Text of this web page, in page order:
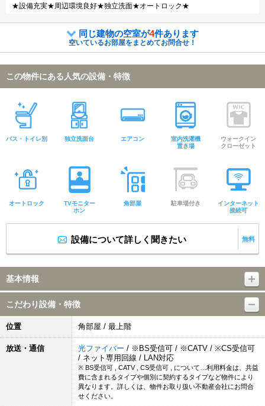
★設備充実★周辺環境良好★独立洗面★オートロック★
同じ建物の空室が4件あります
空いているお部屋をまとめてお問合せ！
この物件にある人気の設備・特徴
バス・トイレ別 独立洗面台 エアコン
室内洗濯機
置き場
ウォークイン
クローゼット
オートロック
TVモニター
ホン
角部屋 駐車場付き
インターネット
接続可
設備について詳しく聞きたい 無料
基本情報
こだわり設備・特徴
位置 角部屋 / 最上階
放送・通信 光ファイバー / ※BS受信可 / ※CATV / ※CS受信可
/ ネット専用回線 / LAN対応
※ BS受信可 , CATV , CS受信可 , について…利用料金は、共益
費に含まれるタイプや個別に契約するタイプなど物件により
異なります。詳しくは、物件お取り扱い不動産会社にお問合
せください。